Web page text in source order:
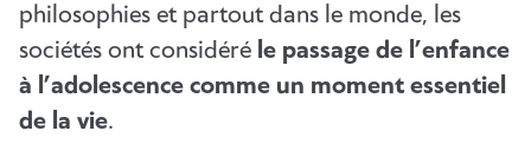
philosophies et partout dans le monde, les
sociétés ont considéré le passage de l’enfance
à l’adolescence comme un moment essentiel
de la vie.